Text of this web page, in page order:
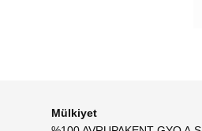
Mülkiyet